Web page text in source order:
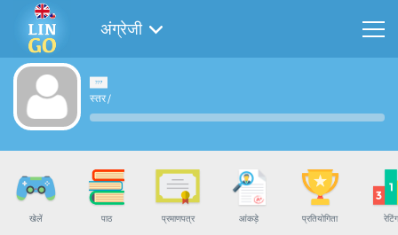
अंग्रेजी
स्तर/
खेलें पाठ प्रमाणपत्र आंकड़े प्रतियोगिता रेटिंग